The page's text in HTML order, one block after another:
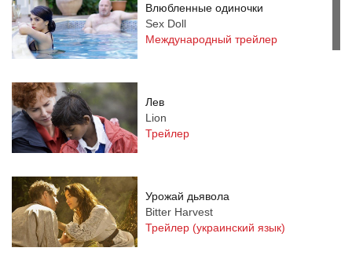
Влюбленные одиночки
Sex Doll
Международный трейлер
Лев
Lion
Трейлер
Урожай дьявола
Bitter Harvest
Трейлер (украинский язык)